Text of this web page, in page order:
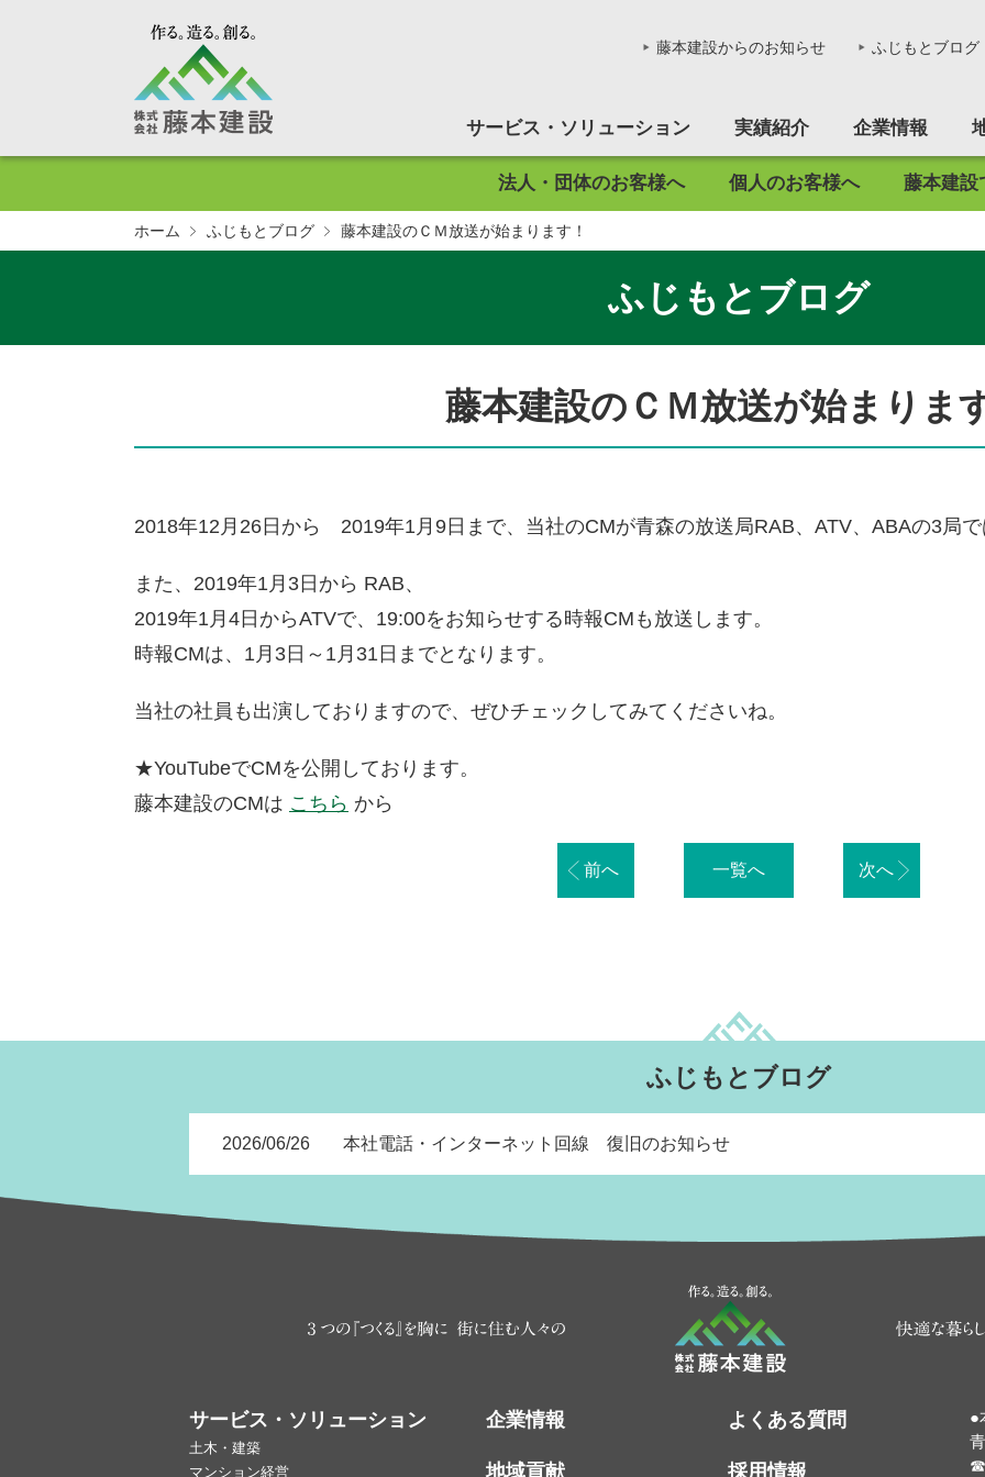
株式会社藤本建設 - 作る。造る。創
サービス・ソリューション
賃貸マンション
売地
実績紹介 企業情報
藤本建設からのお知らせ ふじもとブログ
法人・団体のお客様へ 個人のお客様へ 藤本建設
ホーム ふじもとブログ 藤本建設のＣＭ放送が始まります！
ふじもとブログ
藤本建設のＣＭ放送が始まりま
2018年12月26日から 2019年1月9日まで、当社のCMが青森の放送局RAB、ATV、ABAの3局で
また、2019年1月3日から RAB、
2019年1月4日からATVで、19:00をお知らせする時報CMも放送します。
時報CMは、1月3日～1月31日までとなります。
当社の社員も出演しておりますので、ぜひチェックしてみてくださいね。
★YouTubeでCMを公開しております。
藤本建設のCMは こちら から
前へ 一覧へ 次へ
ふじもとブログ
2026/06/26 本社電話・インターネット回線 復旧のお知らせ
3つの『つくる』を
サービス・ソリューション
土木・建築
マンション経営
企業情報
地域貢献
よくある質問
採用情報
●
☎